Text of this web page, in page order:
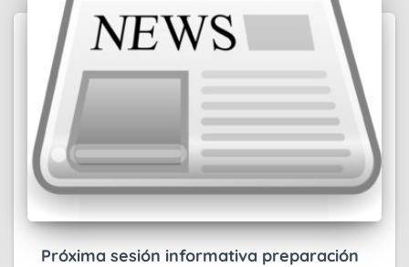
Próxima sesión informativa preparación